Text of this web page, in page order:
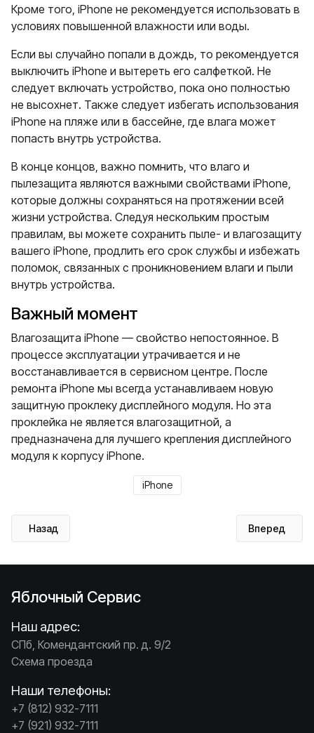
Кроме того, iPhone не рекомендуется использовать в
условиях повышенной влажности или воды.
Если вы случайно попали в дождь, то рекомендуется
выключить iPhone и вытереть его салфеткой. Не
следует включать устройство, пока оно полностью
не высохнет. Также следует избегать использования
iPhone на пляже или в бассейне, где влага может
попасть внутрь устройства.
В конце концов, важно помнить, что влаго и
пылезащита являются важными свойствами iPhone,
которые должны сохраняться на протяжении всей
жизни устройства. Следуя нескольким простым
правилам, вы можете сохранить пыле- и влагозащиту
вашего iPhone, продлить его срок службы и избежать
поломок, связанных с проникновением влаги и пыли
внутрь устройства.
Важный момент
Влагозащита iPhone — свойство непостоянное. В
процессе эксплуатации утрачивается и не
восстанавливается в сервисном центре. После
ремонта iPhone мы всегда устанавливаем новую
защитную проклеку дисплейного модуля. Но эта
проклейка не является влагозащитной, а
предназначена для лучшего крепления дисплейного
модуля к корпусу iPhone.
iPhone
Предыдущий: Отвертки Wera для ремонта компьютеров
Назад Следующий:
Вперед
Яблочный Сервис
Наш адрес:
СПб, Комендантский пр. д. 9/2
Схема проезда
Наши телефоны:
+7 (812) 932-7111
+7 (921) 932-7111